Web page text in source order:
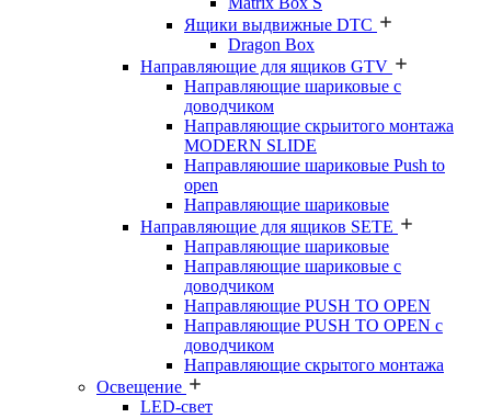
Ящики выдвижные DTC
Dragon Box
Направляющие для ящиков GTV
Направляющие шариковые с
доводчиком
Направляющие скрыитого монтажа
MODERN SLIDE
Направляюшие шариковые Push to
open
Направляющие шариковые
Направляющие для ящиков SETE
Направляющие шариковые
Направляющие шариковые с
доводчиком
Направляющие PUSH TO OPEN
Направляющие PUSH TO OPEN с
доводчиком
Направляющие скрытого монтажа
Освещение
LED-свет